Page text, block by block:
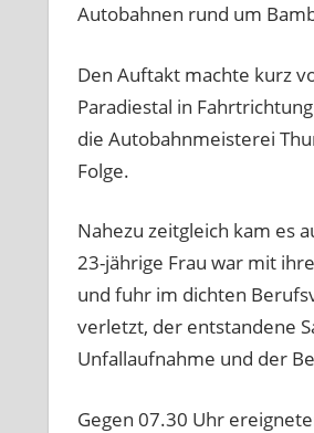
Autobahnen rund um
Den Auftakt machte kurz
Paradiestal in
die Autobahnmeisterei
Folge.
Nahezu zeitgleich kam es
23-jährige Frau war mit
und fuhr im dichten
verletzt, der entstandene
Unfallaufnahme und der
Gegen 07.30 Uhr